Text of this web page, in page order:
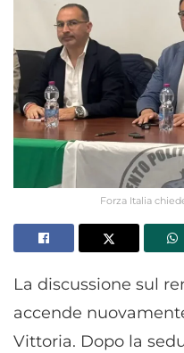
Forza Italia
La discussione sul
accende
Vittoria. Dopo la